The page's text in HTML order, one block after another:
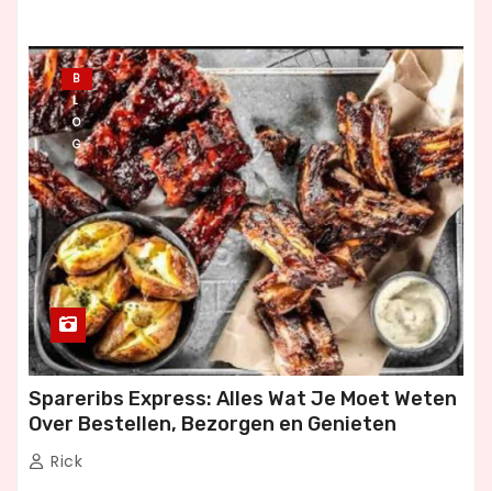
B
L
O
G
Spareribs Express: Alles Wat Je Moet Weten
Over Bestellen, Bezorgen en Genieten
Rick